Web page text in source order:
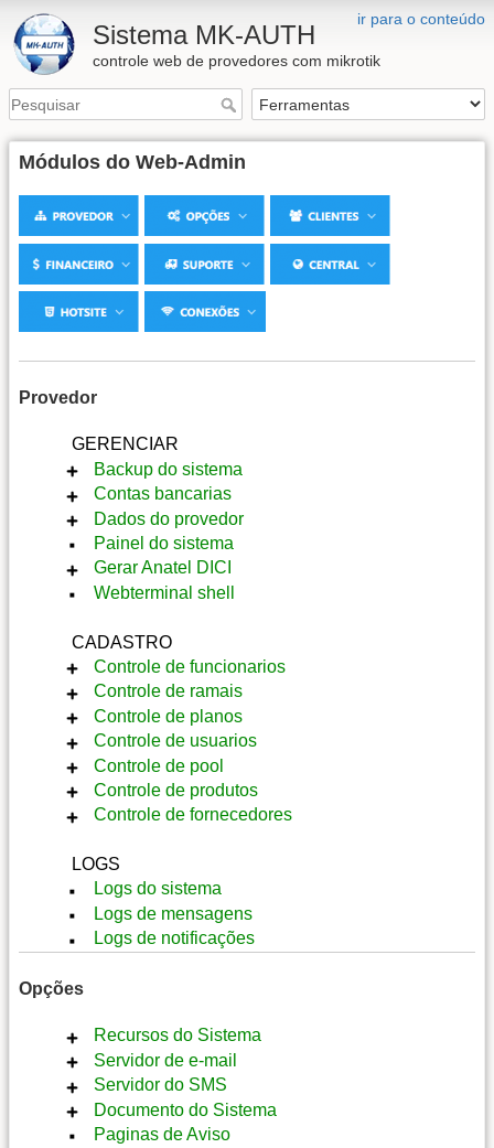
ir para o conteúdo
Sistema MK-AUTH
controle web de provedores com mikrotik
Módulos do Web-Admin
Provedor
GERENCIAR
Backup do sistema
Inserir Backup
Opções de Backup
Restaurar
Download
Contas bancarias
Inserir Conta Bancaria
Alterar
Notas
Homologação
Dados do provedor
Dados do provedor
Dados fiscais
Redes
Painel do sistema
Gerar Anatel DICI
Gerar DICI
Notas
Webterminal shell
CADASTRO
Controle de funcionarios
Inserir Funcionario
Detalhes
Alterar
Notas
Ficha
Controle de ramais
Inserir Ramal
Ramal recursos
Detalhes
Alterar
Notas
Controle de planos
Adicionar plano
Alterar
Notas
Controle de usuarios
Adicionar usuario
Configurar recursos
Detalhes
Notas
API
Controle de pool
Adicionar pool
Detalhes
Download
Controle de produtos
Adicionar produto
Alterar
Notas
Controle de fornecedores
Alterar
Notas
LOGS
Logs do sistema
Logs de mensagens
Logs de notificações
Opções
Recursos do Sistema
Setup
Temas
Mapas
Turbo
Servidor de e-mail
Mensagens
Recursos
Servidor
Servidor do SMS
Mensagens
Recursos
Documento do Sistema
Documentos
Paginas de Aviso